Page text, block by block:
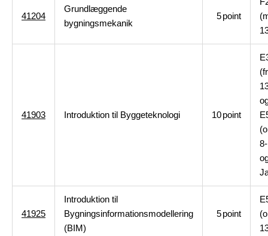
41204
Grundlæggende
bygningsmekanik
5point
41903 Introduktion til Byggeteknologi 10point
41925
Introduktion til
Bygningsinformationsmodellering
(BIM)
5point